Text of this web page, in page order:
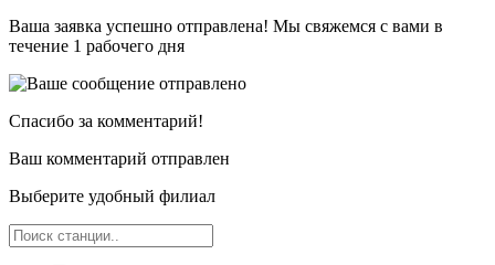
Ваша заявка успешно отправлена! Мы свяжемся с вами в
течение 1 рабочего дня
Спасибо за комментарий!
Ваш комментарий отправлен
Выберите удобный филиал